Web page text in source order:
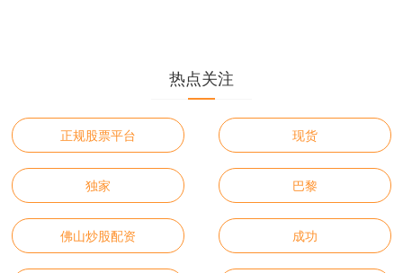
热点关注
正规股票平台 现货
独家 巴黎
佛山炒股配资 成功